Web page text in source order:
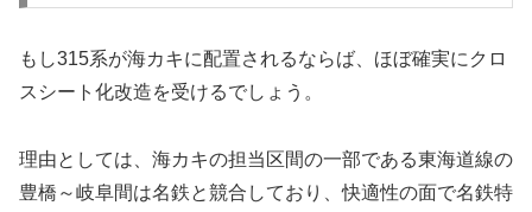
もし315系が海カキに配置されるならば、ほぼ確実にクロ
スシート化改造を受けるでしょう。
理由としては、海カキの担当区間の一部である東海道線の
豊橋～岐阜間は名鉄と競合しており、快適性の面で名鉄特